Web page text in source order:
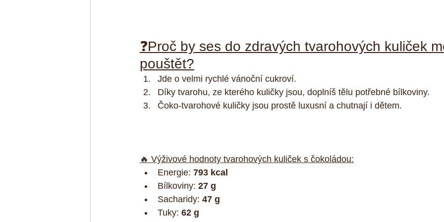
❓Proč by ses do zdravých tvarohových kuliček
pouštět?
Jde o velmi rychlé vánoční cukroví.
Díky tvarohu, ze kterého kuličky jsou, doplníš tělu potřebné bílkoviny.
Čoko-tvarohové kuličky jsou prostě luxusní a chutnají i dětem.
🔥 Výživové hodnoty tvarohových kuliček s čokoládou:
Energie: 793 kcal
Bílkoviny: 27 g
Sacharidy: 47 g
Tuky: 62 g